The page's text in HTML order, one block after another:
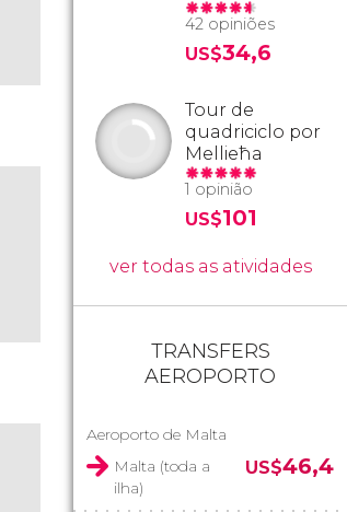
42 opiniões
US$34,6
Tour de
quadriciclo por
Mellieħa
1 opinião
US$101
ver todas as atividades
TRANSFERS
AEROPORTO
Aeroporto de Malta
Malta (toda a
ilha)
US$46,4